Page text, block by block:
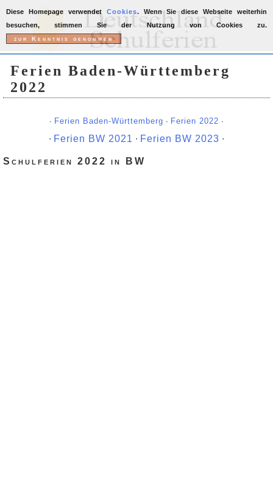
Ferien Baden-Württemberg
2022
∙ Ferien Baden-Württemberg ∙ Ferien 2022 ∙
∙ Ferien BW 2021 ∙ Ferien BW 2023 ∙
Schulferien 2022 in BW
Diese Homepage verwendet Cookies. Wenn Sie diese Webseite weiterhin
besuchen, stimmen Sie der Nutzung von Cookies zu.